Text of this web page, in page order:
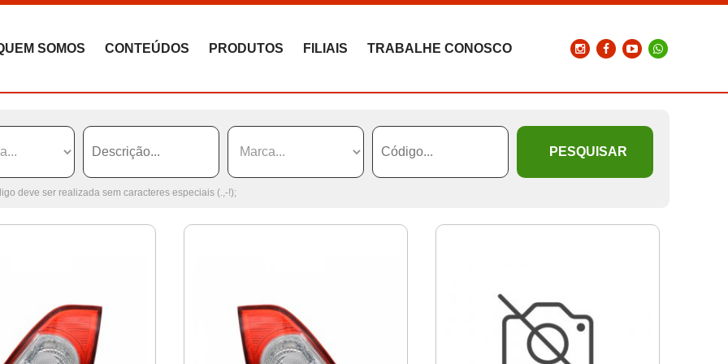
SOMOS CONTEÚDOS PRODUTOS FILIAIS TRABALHE CONOSCO
PESQUISAR
deve ser realizada sem caracteres especiais (.,-!);